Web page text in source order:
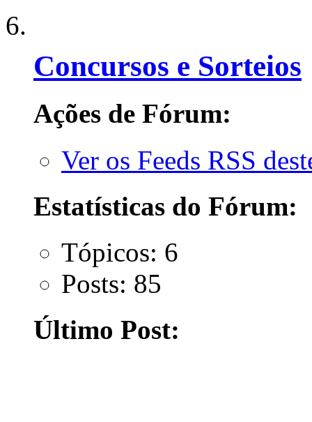
Concursos e Sorteios
Ações de Fórum:
Ver os Feeds RSS
Estatísticas do Fórum:
Tópicos: 6
Posts: 85
Último Post: